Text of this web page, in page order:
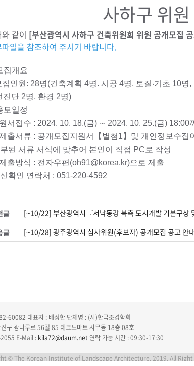
사하구 위
같이 [부산광역시 사하구 건축위원회 위원 공개모집
파일을 참조하여 주시기 바랍니다.
집개요
집인원: 28명(건축계획 4명. 시공 4명, 토질‧기초 10명
진단 2명, 환경 2명)
모일정
서접수 : 2024. 10. 18.(금) ∼ 2024. 10. 25.(금) 18:00
출서류 : 공개모집지원서【별첨1】및 개인정보수집
된 서류 서식에 맞추어 본인이 직접 PC로 작성
출방식 : 전자우편(oh91@korea.kr)으로 제출
확인 연락처 : 051-220-4592
글
[~10/22] 부산광역시『서낙동강 북측 도시개발 기본구상
글
[~10/28] 광주광역시 심사위원(후보자) 공개모집 공고 안
60082 대표자 : 배정한 단체명 : (사)한국조경학회
구 광나루로 56길 85 테크노마트 사무동 18층 08호
E-Mail : kila72@daum.net 연락 가능 시간 : 09:30-17:30
© The Korean Institute of Landscape Architecture. 2019. All Right